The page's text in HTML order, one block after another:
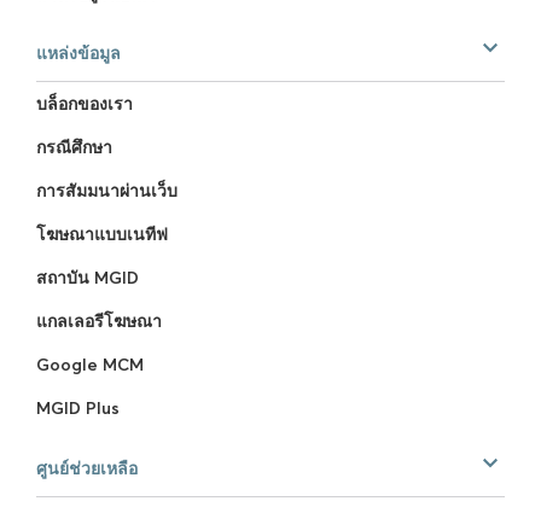
แหล่งข้อมูล
บล็อกของเรา
กรณีศึกษา
การสัมมนาผ่านเว็บ
โฆษณาแบบเนทีฟ
สถาบัน MGID
แกลเลอรีโฆษณา
Google MCM
MGID Plus
ศูนย์ช่วยเหลือ